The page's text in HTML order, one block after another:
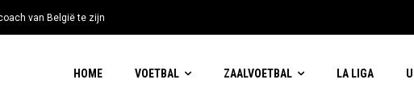
van België te zijn
HOME VOETBAL ZAALVOETBAL LA LIGA